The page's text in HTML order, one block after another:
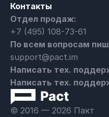
© 2016 — 2026 Пакт
Контакты
Отдел продаж:
+7 (495) 108-73-61
По всем вопросам
support@pact.im
Написать тех.
Написать тех.